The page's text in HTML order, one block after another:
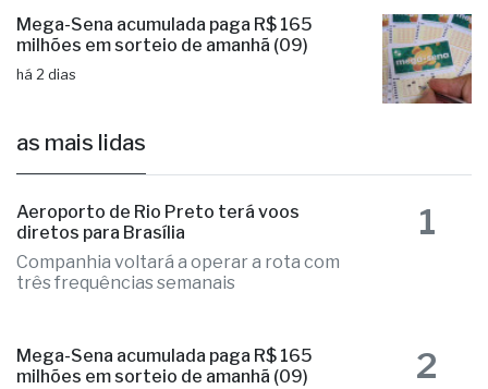
Mega-Sena acumulada paga R$ 165
milhões em sorteio de amanhã (09)
há 2 dias
as mais lidas
Aeroporto de Rio Preto terá voos
diretos para Brasília
Companhia voltará a operar a rota com
três frequências semanais
1
Mega-Sena acumulada paga R$ 165
milhões em sorteio de amanhã (09)
2